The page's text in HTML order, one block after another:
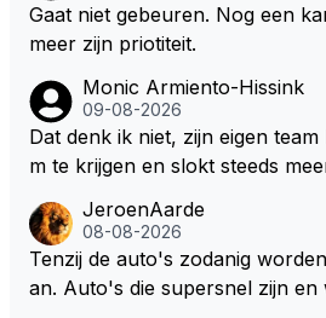
Gaat niet gebeuren. Nog een
meer zijn priotiteit.
Monic Armiento-Hissink
09-08-2026
Dat denk ik niet, zijn eigen
m te krijgen en slokt steeds
en zullen ben ik bang niet het
en. Mocht het wel zo zijn dan
guit 5 jaar maar echt niet langer.
JeroenAarde
08-08-2026
Tenzij de auto's zodanig
an. Auto's die supersnel zijn en waarbij inhalen en v